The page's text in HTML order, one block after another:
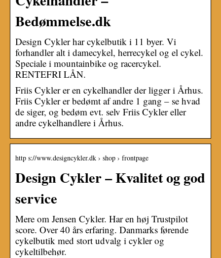
Bedømmelse.dk
Design Cykler har cykelbutik i 11 byer. Vi
forhandler alt i damecykel, herrecykel og el cykel.
Speciale i mountainbike og racercykel.
RENTEFRI LÅN.
Friis Cykler er en cykelhandler der ligger i Århus.
Friis Cykler er bedømt af andre 1 gang – se hvad
de siger, og bedøm evt. selv Friis Cykler eller
andre cykelhandlere i Århus.
http s://www.designcykler.dk › shop › frontpage
Design Cykler – Kvalitet og god
service
Mere om Jensen Cykler. Har en høj Trustpilot
score. Over 40 års erfaring. Danmarks førende
cykelbutik med stort udvalg i cykler og
cykeltilbehør.